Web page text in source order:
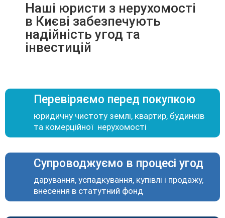
Наші юристи з нерухомості
в Києві забезпечують
надійність угод та
інвестицій
Перевіряємо перед покупкою
юридичну чистоту землі, квартир, будинків
та комерційної нерухомості
Супроводжуємо в процесі угод
дарування, успадкування, купівлі і продажу,
внесення в статутний фонд